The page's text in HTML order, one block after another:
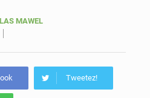
MAWEL
Tweetez!